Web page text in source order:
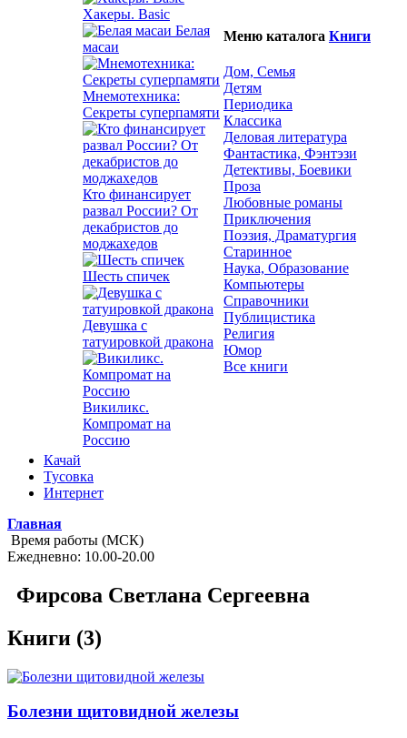
Хакеры. Basic
Белая
масаи
Мнемотехника:
Секреты суперпамяти
Кто финансирует
развал России? От
декабристов до
моджахедов
Шесть спичек
Девушка с
татуировкой дракона
Викиликс.
Компромат на
Россию
Меню каталога Книги
Дом, Семья
Детям
Периодика
Классика
Деловая литература
Фантастика, Фэнтэзи
Детективы, Боевики
Проза
Любовные романы
Приключения
Поэзия, Драматургия
Старинное
Наука, Образование
Компьютеры
Справочники
Публицистика
Религия
Юмор
Все книги
Качай
Тусовка
Интернет
Главная
Время работы (МСК)
Ежедневно: 10.00-20.00
Фирсова Светлана Сергеевна
Книги (3)
Болезни щитовидной железы